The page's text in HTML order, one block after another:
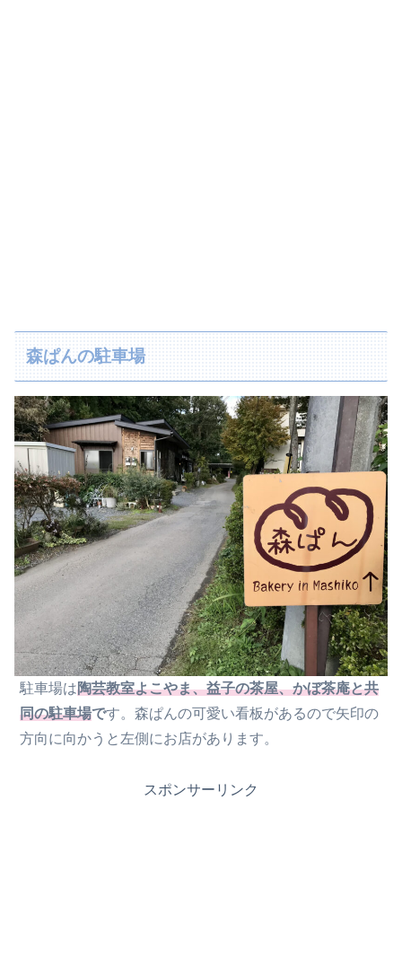
森ぱんの駐車場
駐車場は陶芸教室よこやま、益子の茶屋、かぼ茶庵と共
同の駐車場です。森ぱんの可愛い看板があるので矢印の
方向に向かうと左側にお店があります。
スポンサーリンク